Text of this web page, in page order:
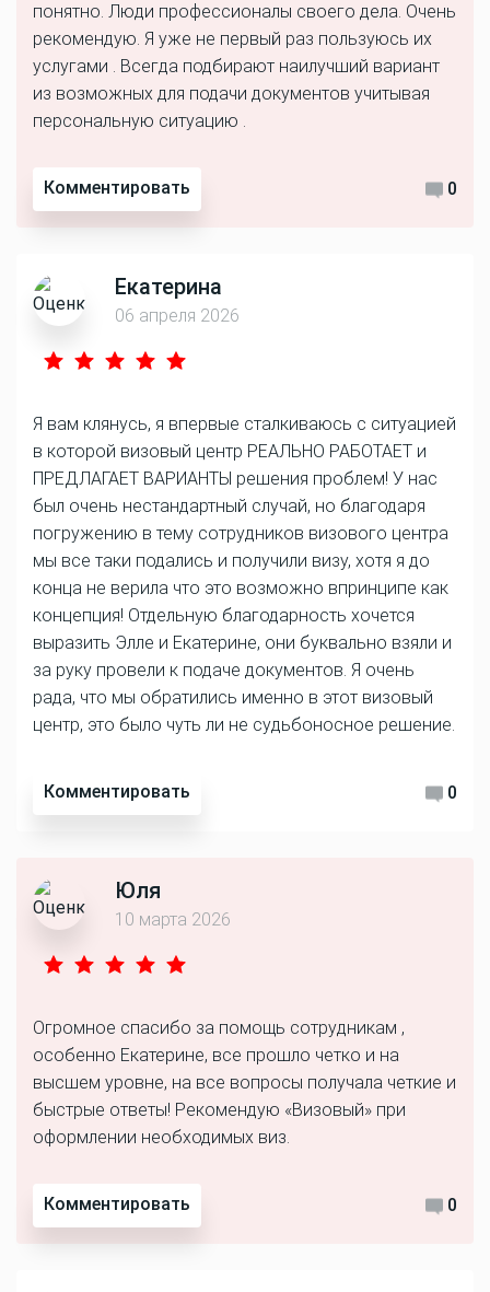
понятно. Люди профессионалы своего дела. Очень
рекомендую. Я уже не первый раз пользуюсь их
услугами . Всегда подбирают наилучший вариант
из возможных для подачи документов учитывая
персональную ситуацию .
Комментировать 0
Екатерина
06 апреля 2026
Я вам клянусь, я впервые сталкиваюсь с ситуацией
в которой визовый центр РЕАЛЬНО РАБОТАЕТ и
ПРЕДЛАГАЕТ ВАРИАНТЫ решения проблем! У нас
был очень нестандартный случай, но благодаря
погружению в тему сотрудников визового центра
мы все таки подались и получили визу, хотя я до
конца не верила что это возможно впринципе как
концепция! Отдельную благодарность хочется
выразить Элле и Екатерине, они буквально взяли и
за руку провели к подаче документов. Я очень
рада, что мы обратились именно в этот визовый
центр, это было чуть ли не судьбоносное решение.
Комментировать 0
Юля
10 марта 2026
Огромное спасибо за помощь сотрудникам ,
особенно Екатерине, все прошло четко и на
высшем уровне, на все вопросы получала четкие и
быстрые ответы! Рекомендую «Визовый» при
оформлении необходимых виз.
Комментировать 0